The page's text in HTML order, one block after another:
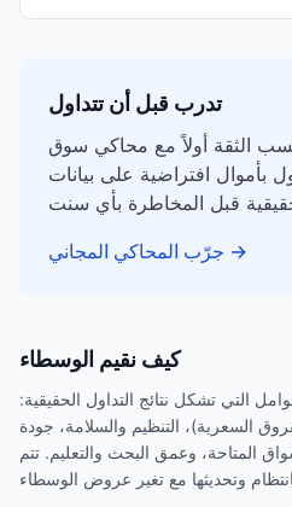
تدرب قبل أن تتداول
الثقة أولاً مع محاكي سوق
بأموال افتراضية على بيانات
جرّب المحاكي المجاني →
كيف نقيم الوسطاء
التي تشكل نتائج التداول الحقيقية:
السعرية)، التنظيم والسلامة، جودة
المتاحة، وعمق البحث والتعليم. تتم